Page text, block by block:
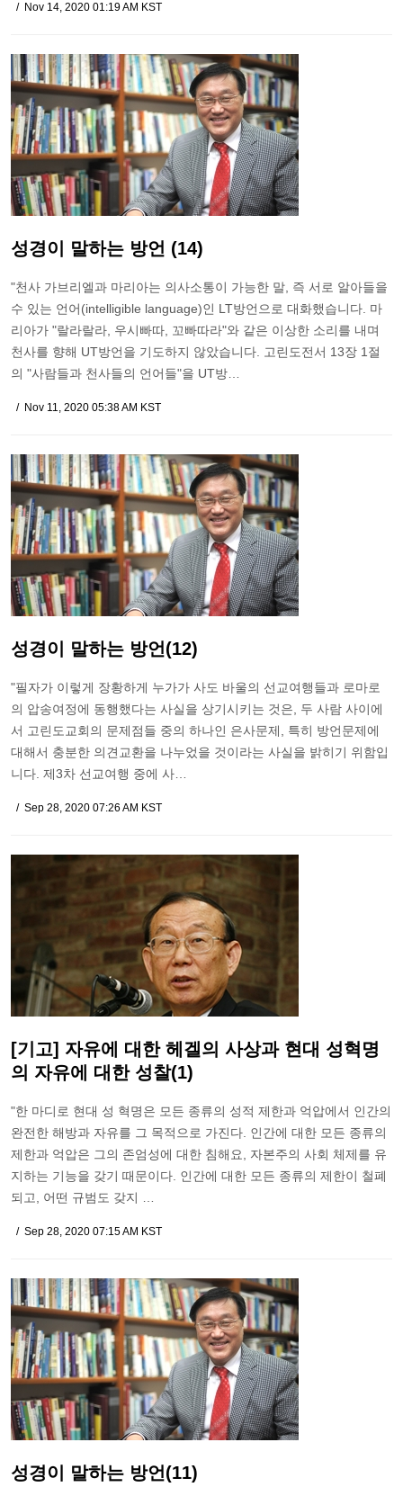
Nov 14, 2020 01:19 AM KST
성경이 말하는 방언 (14)
"천사 가브리엘과 마리아는 의사소통이 가능한 말, 즉 서로 알아들을
수 있는 언어(intelligible language)인 LT방언으로 대화했습니다. 마
리아가 "랄라랄라, 우시빠따, 꼬빠따라"와 같은 이상한 소리를 내며
천사를 향해 UT방언을 기도하지 않았습니다. 고린도전서 13장 1절
의 "사람들과 천사들의 언어들"을 UT방…
Nov 11, 2020 05:38 AM KST
성경이 말하는 방언(12)
"필자가 이렇게 장황하게 누가가 사도 바울의 선교여행들과 로마로
의 압송여정에 동행했다는 사실을 상기시키는 것은, 두 사람 사이에
서 고린도교회의 문제점들 중의 하나인 은사문제, 특히 방언문제에
대해서 충분한 의견교환을 나누었을 것이라는 사실을 밝히기 위함입
니다. 제3차 선교여행 중에 사…
Sep 28, 2020 07:26 AM KST
[기고] 자유에 대한 헤겔의 사상과 현대 성혁명
의 자유에 대한 성찰(1)
"한 마디로 현대 성 혁명은 모든 종류의 성적 제한과 억압에서 인간의
완전한 해방과 자유를 그 목적으로 가진다. 인간에 대한 모든 종류의
제한과 억압은 그의 존엄성에 대한 침해요, 자본주의 사회 체제를 유
지하는 기능을 갖기 때문이다. 인간에 대한 모든 종류의 제한이 철폐
되고, 어떤 규범도 갖지 …
Sep 28, 2020 07:15 AM KST
성경이 말하는 방언(11)